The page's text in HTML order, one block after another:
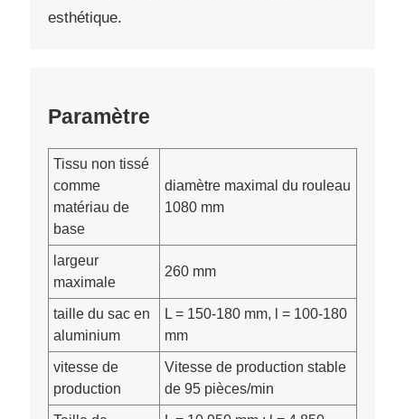
esthétique.
Paramètre
Tissu non tissé
comme
matériau de
base
diamètre maximal du rouleau
1080 mm
largeur
maximale
260 mm
taille du sac en
aluminium
L = 150-180 mm, l = 100-180
mm
vitesse de
production
Vitesse de production stable
de 95 pièces/min